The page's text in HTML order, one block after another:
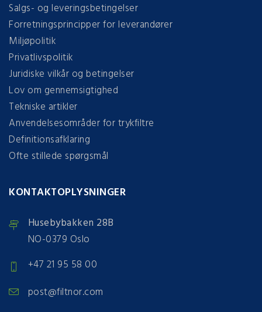
Salgs- og leveringsbetingelser
Forretningsprincipper for leverandører
Miljøpolitik
Privatlivspolitik
Juridiske vilkår og betingelser
Lov om gennemsigtighed
Tekniske artikler
Anvendelsesområder for trykfiltre
Definitionsafklaring
Ofte stillede spørgsmål
KONTAKTOPLYSNINGER
Husebybakken 28B
NO-0379 Oslo
+47 21 95 58 00
post@filtnor.com